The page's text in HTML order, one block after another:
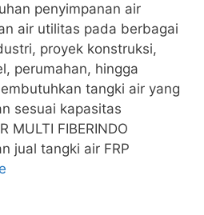
penyimpanan air
air utilitas pada berbagai
proyek konstruksi,
perumahan, hingga
tangki air yang
sesuai kapasitas
MULTI FIBERINDO
jual tangki air FRP